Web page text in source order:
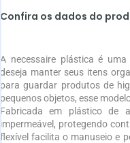
Confira os dados do
A necessaire plástica é
deseja manter seus itens
para guardar produtos de
pequenos objetos, esse
Fabricada em plástico de
impermeável, protegendo
flexível facilita o manuseio e